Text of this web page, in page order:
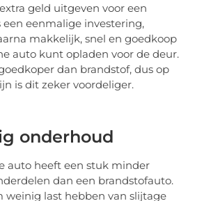
geld uitgeven voor een
een eenmalige investering,
makkelijk, snel en goedkoop
auto kunt opladen voor de deur.
dan brandstof, dus op
is dit zeker voordeliger.
onderhoud
auto heeft een stuk minder
dan een brandstofauto.
weinig last hebben van slijtage